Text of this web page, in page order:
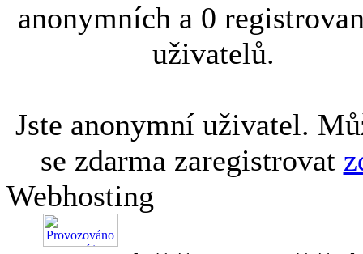
anonymních a 0
uživatelů.
Jste anonymní uživatel.
se zdarma zaregistrovat
Webhosting